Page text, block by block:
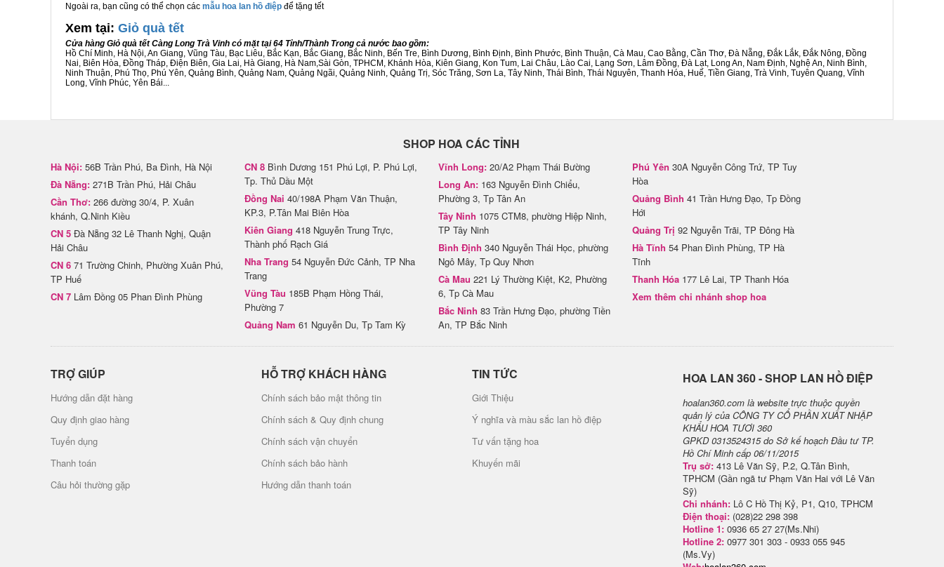
Ngoài ra, bạn cũng có thể chọn các mẫu hoa lan hồ điệp để tặng tết
Xem tại: Giỏ quà tết
Cửa hàng Giỏ quà tết Càng Long Trà Vinh có mặt tại 64 Tỉnh/Thành Trong cả nước bao gồm:
Hồ Chí Minh, Hà Nội, An Giang, Vũng Tàu, Bạc Liêu, Bắc Kạn, Bắc Giang, Bắc Ninh, Bến Tre, Bình Dương, Bình Định, Bình Phước, Bình Thuận, Cà Mau, Cao Bằng, Cần Thơ, Đà Nẵng, Đắk Lắk, Đắk Nông, Đồng
Nai, Biên Hòa, Đồng Tháp, Điện Biên, Gia Lai, Hà Giang, Hà Nam,Sài Gòn, TPHCM, Khánh Hòa, Kiên Giang, Kon Tum, Lai Châu, Lào Cai, Lạng Sơn, Lâm Đồng, Đà Lạt, Long An, Nam Định, Nghệ An, Ninh Bình,
Ninh Thuận, Phú Thọ, Phú Yên, Quảng Bình, Quảng Nam, Quảng Ngãi, Quảng Ninh, Quảng Trị, Sóc Trăng, Sơn La, Tây Ninh, Thái Bình, Thái Nguyên, Thanh Hóa, Huế, Tiền Giang, Trà Vinh, Tuyên Quang, Vĩnh
Long, Vĩnh Phúc, Yên Bái...
SHOP HOA CÁC TỈNH
Hà Nội: 56B Trần Phú, Ba Đình, Hà Nội
Đà Nẵng: 271B Trần Phú, Hải Châu
Cần Thơ: 266 đường 30/4, P. Xuân
khánh, Q.Ninh Kiều
CN 5 Đà Nẵng 32 Lê Thanh Nghị, Quận
Hải Châu
CN 6 71 Trường Chinh, Phường Xuân Phú,
TP Huế
CN 7 Lâm Đồng 05 Phan Đình Phùng
CN 8 Bình Dương 151 Phú Lợi, P. Phú Lợi,
Tp. Thủ Dầu Một
Đồng Nai 40/198A Phạm Văn Thuận,
KP.3, P.Tân Mai Biên Hòa
Kiên Giang 418 Nguyễn Trung Trực,
Thành phố Rạch Giá
Nha Trang 54 Nguyễn Đức Cảnh, TP Nha
Trang
Vũng Tàu 185B Phạm Hồng Thái,
Phường 7
Quảng Nam 61 Nguyễn Du, Tp Tam Kỳ
Vĩnh Long: 20/A2 Phạm Thái Bường
Long An: 163 Nguyễn Đình Chiểu,
Phường 3, Tp Tân An
Tây Ninh 1075 CTM8, phường Hiệp Ninh,
TP Tây Ninh
Bình Định 340 Nguyễn Thái Học, phường
Ngô Mây, Tp Quy Nhơn
Cà Mau 221 Lý Thường Kiệt, K2, Phường
6, Tp Cà Mau
Bắc Ninh 83 Trần Hưng Đạo, phường Tiền
An, TP Bắc Ninh
Phú Yên 30A Nguyễn Công Trứ, TP Tuy
Hòa
Quảng Bình 41 Trần Hưng Đạo, Tp Đồng
Hới
Quảng Trị 92 Nguyễn Trãi, TP Đông Hà
Hà Tĩnh 54 Phan Đình Phùng, TP Hà
Tĩnh
Thanh Hóa 177 Lê Lai, TP Thanh Hóa
Xem thêm chi nhánh shop hoa
TRỢ GIÚP
Hướng dẫn đặt hàng
Quy định giao hàng
Tuyển dụng
Thanh toán
Câu hỏi thường gặp
HỖ TRỢ KHÁCH HÀNG
Chính sách bảo mật thông tin
Chính sách & Quy định chung
Chính sách vận chuyển
Chính sách bảo hành
Hướng dẫn thanh toán
TIN TỨC
Giới Thiệu
Ý nghĩa và màu sắc lan hồ điệp
Tư vấn tặng hoa
Khuyến mãi
H​OA LAN 360 - SHOP LAN HỒ ĐIỆP
hoalan360.com là website trực thuộc quyền
quản lý của CÔNG TY CỔ PHẦN XUẤT NHẬP
KHẨU HOA TƯƠI 360
GPKD 0313524315 do Sở kế hoạch Đầu tư TP.
Hồ Chí Minh cấp 06/11/2015
Trụ sở: 413 Lê Văn Sỹ, P.2, Q.Tân Bình,
TPHCM (Gần ngã tư Phạm Văn Hai với Lê Văn
Sỹ)
Chi nhánh: Lô C Hồ Thị Kỷ, P1, Q10, TPHCM
Điện thoại: (028)22 298 398
Hotline 1: 0936 65 27 27(Ms.Nhi)
Hotline 2: 0977 301 303 - 0933 055 945
(Ms.Vy)